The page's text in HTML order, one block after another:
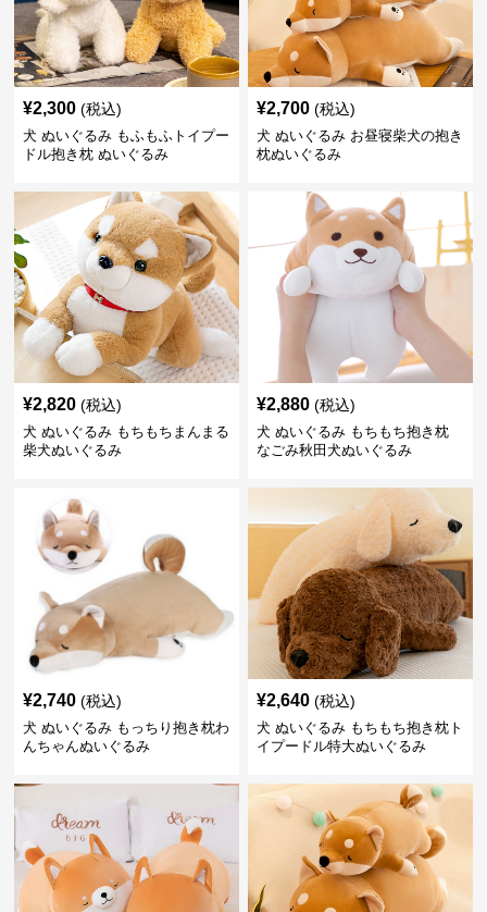
¥2,300 (税込)
犬 ぬいぐるみ もふもふトイプー
ドル抱き枕 ぬいぐるみ
¥2,700 (税込)
犬 ぬいぐるみ お昼寝柴犬の抱き
枕ぬいぐるみ
¥2,820 (税込)
犬 ぬいぐるみ もちもちまんまる
柴犬ぬいぐるみ
¥2,880 (税込)
犬 ぬいぐるみ もちもち抱き枕
なごみ秋田犬ぬいぐるみ
¥2,740 (税込)
犬 ぬいぐるみ もっちり抱き枕わ
んちゃんぬいぐるみ
¥2,640 (税込)
犬 ぬいぐるみ もちもち抱き枕ト
イプードル特大ぬいぐるみ